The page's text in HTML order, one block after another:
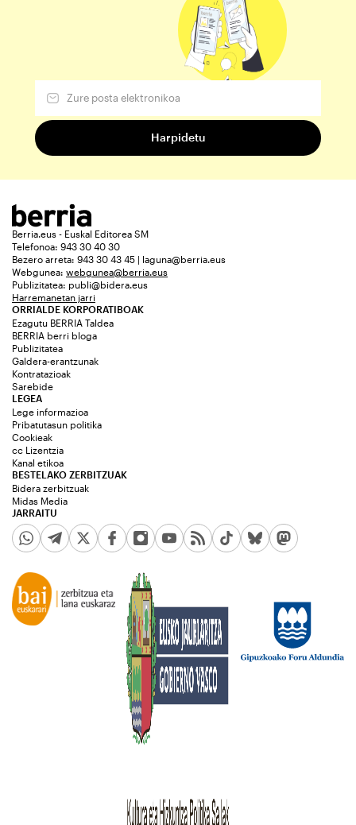
Berria.eus - Euskal Editorea SM
Telefonoa: 943 30 40 30
Bezero arreta: 943 30 43 45 | laguna@berria.eus
Webgunea: webgunea@berria.eus
Publizitatea: publi@bidera.eus
Harremanetan jarri
ORRIALDE KORPORATIBOAK
Ezagutu BERRIA Taldea
BERRIA berri bloga
Publizitatea
Galdera-erantzunak
Kontratazioak
Sarebide
JARRAITU
LEGEA
Lege informazioa
Pribatutasun politika
Cookieak
cc Lizentzia
Kanal etikoa
BESTELAKO ZERBITZUAK
Bidera zerbitzuak
Midas Media